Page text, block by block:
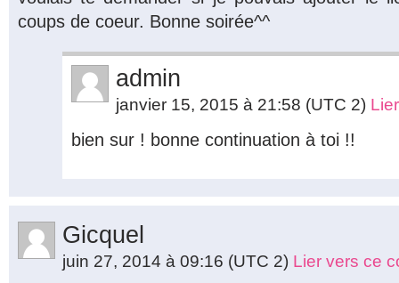
coups de coeur. Bonne soirée^^
admin
janvier 15, 2015 à 21:58 (UTC 2)
bien sur ! bonne continuation à toi !!
Gicquel
juin 27, 2014 à 09:16 (UTC 2) Lier vers ce